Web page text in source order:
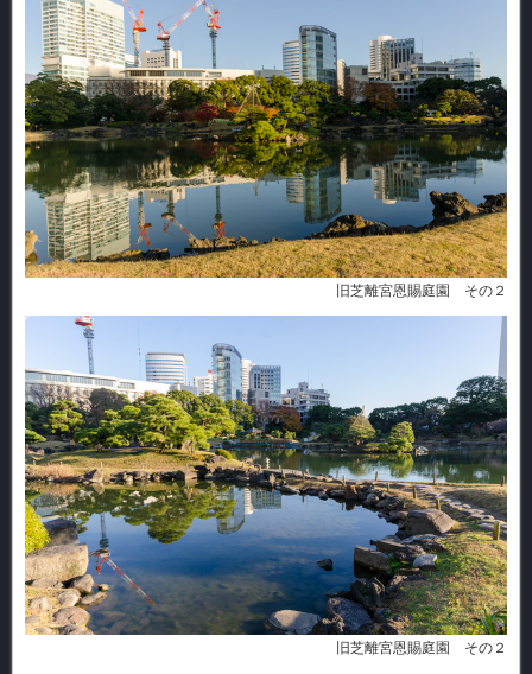
旧芝離宮恩賜庭園 その２
旧芝離宮恩賜庭園 その２